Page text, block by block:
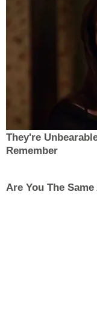
They're
Remember
Are You The